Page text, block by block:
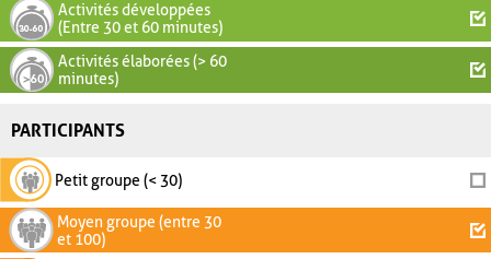
Activités développées
(Entre 30 et 60 minutes)
Activités élaborées (> 60
minutes)
PARTICIPANTS
Petit groupe (< 30)
Moyen groupe (entre 30
et 100)